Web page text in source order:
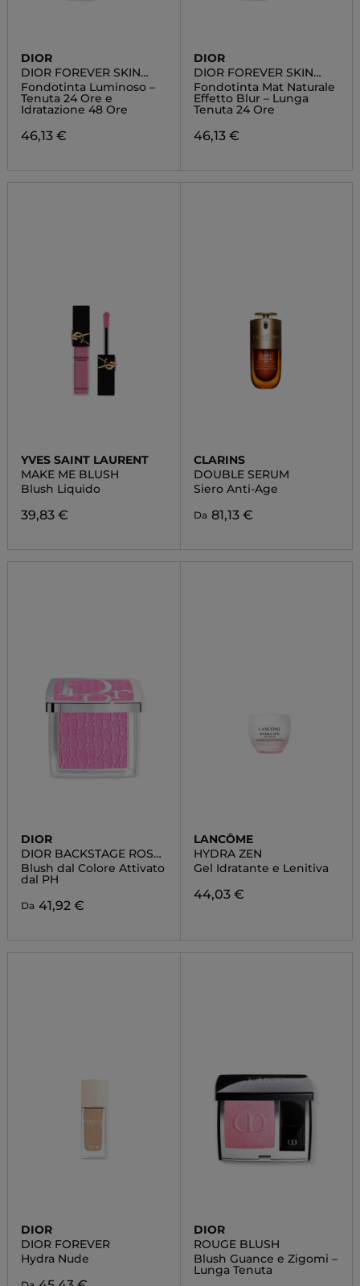
DIOR
DIOR FOREVER SKIN
GLOW
Fondotinta Luminoso –
Tenuta 24 Ore e
Idratazione 48 Ore
46,13 €
DIOR
DIOR FOREVER SKIN
WEAR
Fondotinta Mat Naturale
Effetto Blur – Lunga
Tenuta 24 Ore
46,13 €
YVES SAINT LAURENT
MAKE ME BLUSH
Blush Liquido
39,83 €
CLARINS
DOUBLE SERUM
Siero Anti-Age
Da 81,13 €
DIOR
DIOR BACKSTAGE ROSY
GLOW
Blush dal Colore Attivato
dal PH
Da 41,92 €
LANCÔME
HYDRA ZEN
Gel Idratante e Lenitiva
44,03 €
DIOR
DIOR FOREVER
Hydra Nude
DIOR
ROUGE BLUSH
Blush Guance e Zigomi –
Lunga Tenuta